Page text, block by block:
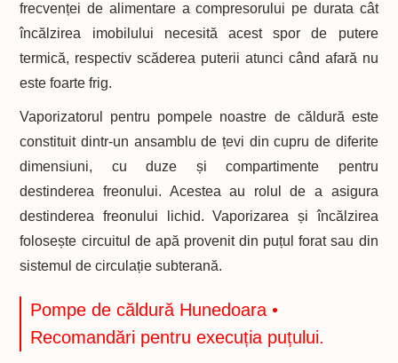
frecvenței de alimentare a compresorului pe durata cât
încălzirea imobilului necesită acest spor de putere
termică, respectiv scăderea puterii atunci când afară nu
este foarte frig.
Vaporizatorul pentru pompele noastre de căldură este
constituit dintr-un ansamblu de țevi din cupru de diferite
dimensiuni, cu duze și compartimente pentru
destinderea freonului. Acestea au rolul de a asigura
destinderea freonului lichid. Vaporizarea și încălzirea
folosește circuitul de apă provenit din puțul forat sau din
sistemul de circulație subterană.
Pompe de căldură Hunedoara •
Recomandări pentru execuția puțului.